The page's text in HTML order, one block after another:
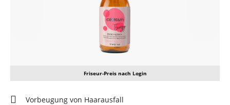
Friseur-Preis nach Login
Vorbeugung von Haarausfall